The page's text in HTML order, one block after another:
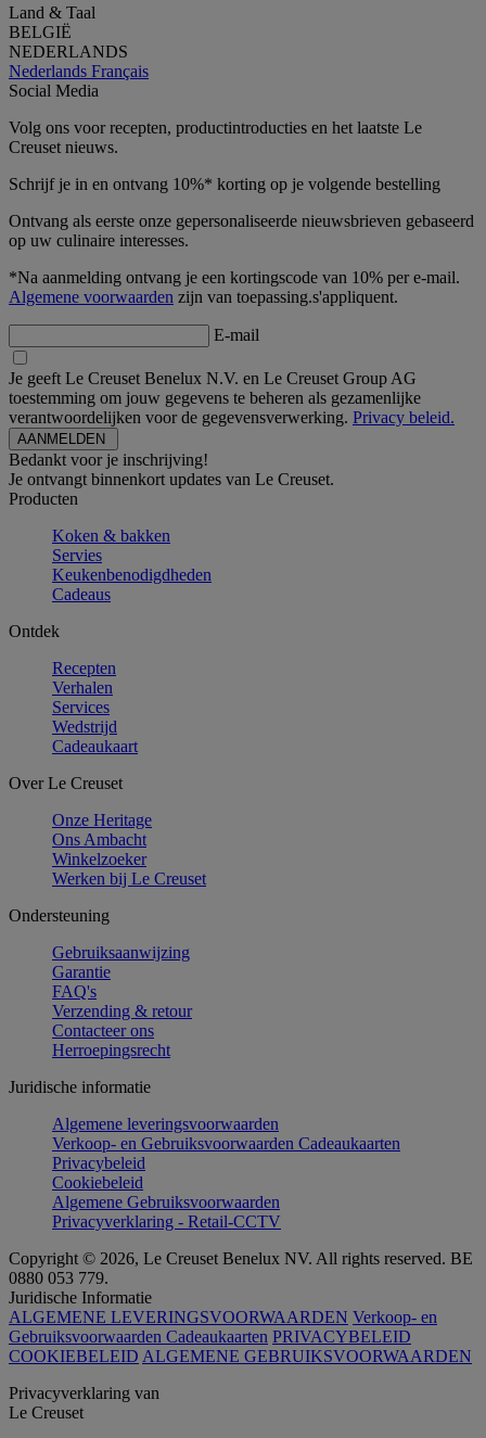
Land & Taal
BELGIË
NEDERLANDS
Nederlands Français
Social Media
Volg ons voor recepten, productintroducties en het laatste Le
Creuset nieuws.
Schrijf je in en ontvang 10%* korting op je volgende bestelling
Ontvang als eerste onze gepersonaliseerde nieuwsbrieven gebaseerd
op uw culinaire interesses.
*Na aanmelding ontvang je een kortingscode van 10% per e-mail.
Algemene voorwaarden zijn van toepassing.s'appliquent.
E-mail
Je geeft Le Creuset Benelux N.V. en Le Creuset Group AG
toestemming om jouw gegevens te beheren als gezamenlijke
verantwoordelijken voor de gegevensverwerking. Privacy beleid.
Bedankt voor je inschrijving!
Je ontvangt binnenkort updates van Le Creuset.
Producten
Koken & bakken
Servies
Keukenbenodigdheden
Cadeaus
Ontdek
Recepten
Verhalen
Services
Wedstrijd
Cadeaukaart
Over Le Creuset
Onze Heritage
Ons Ambacht
Winkelzoeker
Werken bij Le Creuset
Ondersteuning
Gebruiksaanwijzing
Garantie
FAQ's
Verzending & retour
Contacteer ons
Herroepingsrecht
Juridische informatie
Algemene leveringsvoorwaarden
Verkoop- en Gebruiksvoorwaarden Cadeaukaarten
Privacybeleid
Cookiebeleid
Algemene Gebruiksvoorwaarden
Privacyverklaring - Retail-CCTV
Copyright © 2026, Le Creuset Benelux NV. All rights reserved. BE
0880 053 779.
Juridische Informatie
ALGEMENE LEVERINGSVOORWAARDEN Verkoop- en
Gebruiksvoorwaarden Cadeaukaarten PRIVACYBELEID
COOKIEBELEID ALGEMENE GEBRUIKSVOORWAARDEN
Privacyverklaring van
Le Creuset